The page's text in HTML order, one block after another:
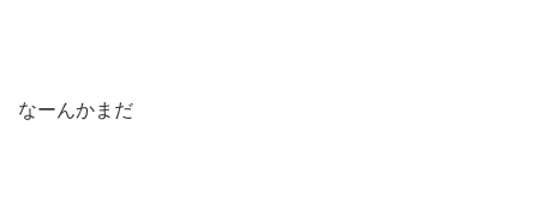
なーんかまだ